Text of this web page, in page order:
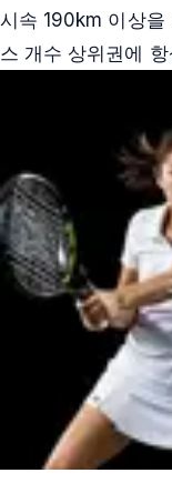
시속 190km 이상을
스 개수 상위권에